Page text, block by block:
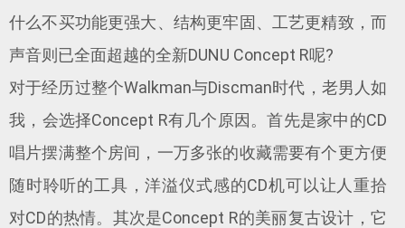
什么不买功能更强大、结构更牢固、工艺更精致，而
声音则已全面超越的全新DUNU Concept R呢?
对于经历过整个Walkman与Discman时代，老男人如
我，会选择Concept R有几个原因。首先是家中的CD
唱片摆满整个房间，一万多张的收藏需要有个更方便
随时聆听的工具，洋溢仪式感的CD机可以让人重拾
对CD的热情。其次是Concept R的美丽复古设计，它